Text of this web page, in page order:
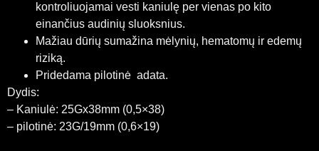
kontroliuojamai vesti kaniulę per vienas po kito
einančius audinių sluoksnius.
Mažiau dūrių sumažina mėlynių, hematomų ir edemų
riziką.
Pridedama pilotinė adata.
Dydis:
– Kaniulė: 25Gx38mm (0,5×38)
– pilotinė: 23G/19mm (0,6×19)